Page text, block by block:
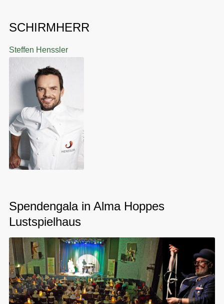
SCHIRMHERR
Steffen Henssler
Spendengala in Alma Hoppes
Lustspielhaus